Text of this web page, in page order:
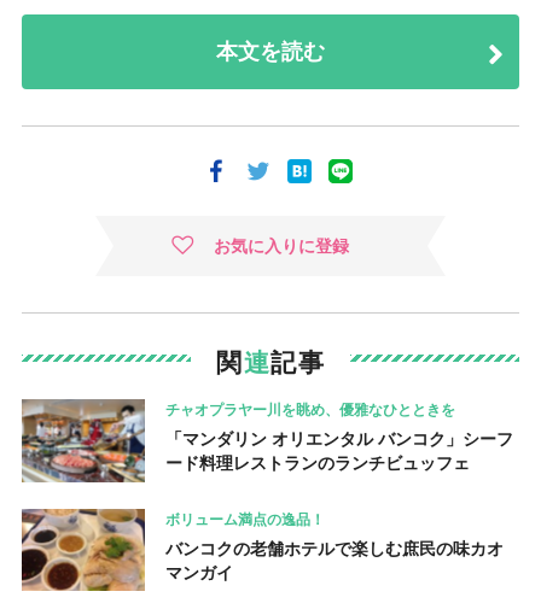
本文を読む
お気に入りに登録
関連記事
チャオプラヤー川を眺め、優雅なひとときを
「マンダリン オリエンタル バンコク」シーフ
ード料理レストランのランチビュッフェ
ボリューム満点の逸品！
バンコクの老舗ホテルで楽しむ庶民の味カオ
マンガイ